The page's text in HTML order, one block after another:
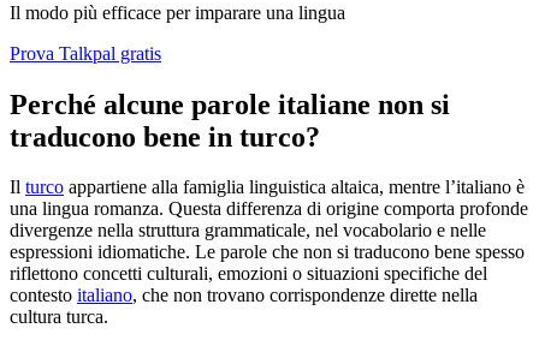
Il modo più efficace per imparare una lingua
Prova Talkpal gratis
Perché alcune parole italiane non si
traducono bene in turco?
Il turco appartiene alla famiglia linguistica altaica, mentre l’italiano è
una lingua romanza. Questa differenza di origine comporta profonde
divergenze nella struttura grammaticale, nel vocabolario e nelle
espressioni idiomatiche. Le parole che non si traducono bene spesso
riflettono concetti culturali, emozioni o situazioni specifiche del
contesto italiano, che non trovano corrispondenze dirette nella
cultura turca.